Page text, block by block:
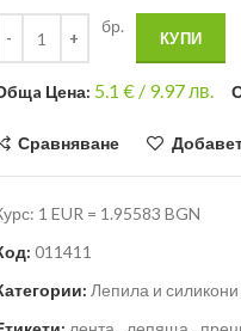
бр.
КУПИ
Цена: 5.1 € / 9.97 лв.
Сравняване
1 EUR = 1.95583 BGN
011411
Лепила и силикони